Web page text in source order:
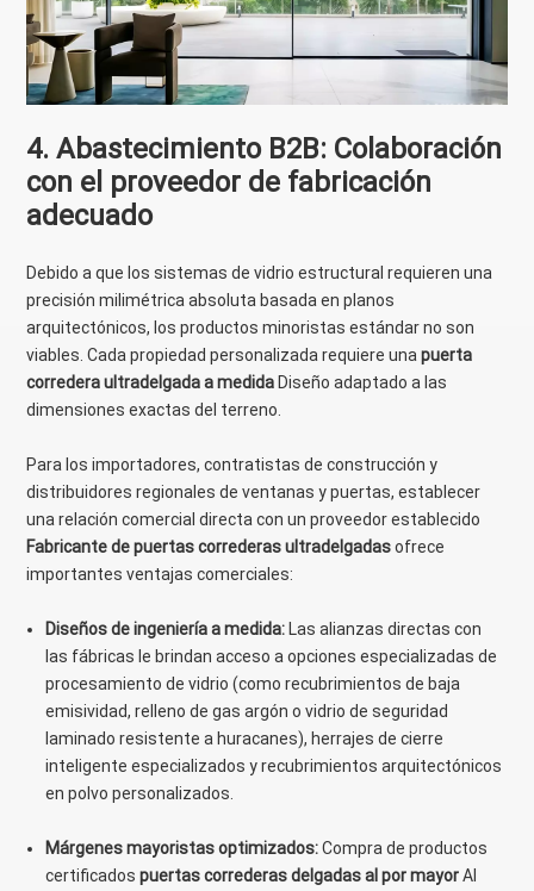
4. Abastecimiento B2B: Colaboración
con el proveedor de fabricación
adecuado
Debido a que los sistemas de vidrio estructural requieren una
precisión milimétrica absoluta basada en planos
arquitectónicos, los productos minoristas estándar no son
viables. Cada propiedad personalizada requiere unapuerta
corredera ultradelgada a medida Diseño adaptado a las
dimensiones exactas del terreno.
Para los importadores, contratistas de construcción y
distribuidores regionales de ventanas y puertas, establecer
una relación comercial directa con un proveedor establecido
Fabricante de puertas correderas ultradelgadasofrece
importantes ventajas comerciales:
Diseños de ingeniería a medida: Las alianzas directas con
las fábricas le brindan acceso a opciones especializadas de
procesamiento de vidrio (como recubrimientos de baja
emisividad, relleno de gas argón o vidrio de seguridad
laminado resistente a huracanes), herrajes de cierre
inteligente especializados y recubrimientos arquitectónicos
en polvo personalizados.
Márgenes mayoristas optimizados:Compra de productos
certificadospuertas correderas delgadas al por mayorAl